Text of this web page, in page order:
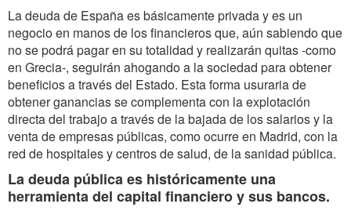
La deuda de España es básicamente privada y es un
negocio en manos de los financieros que, aún sabiendo que
no se podrá pagar en su totalidad y realizarán quitas -como
en Grecia-, seguirán ahogando a la sociedad para obtener
beneficios a través del Estado. Esta forma usuraria de
obtener ganancias se complementa con la explotación
directa del trabajo a través de la bajada de los salarios y la
venta de empresas públicas, como ocurre en Madrid, con la
red de hospitales y centros de salud, de la sanidad pública.
La deuda pública es históricamente una
herramienta del capital financiero y sus bancos.